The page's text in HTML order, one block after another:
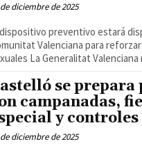
diciembre de 2025
preventivo estará
Valenciana para
sexuales La Generalitat
se prepara
campanadas,
y
diciembre de 2025